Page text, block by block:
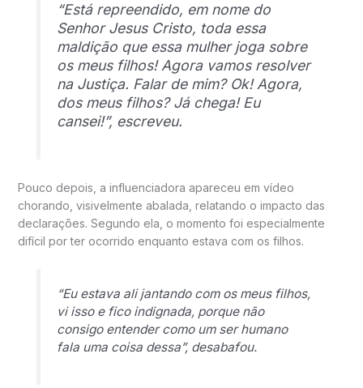
“Está repreendido, em nome do
Senhor Jesus Cristo, toda essa
maldição que essa mulher joga sobre
os meus filhos! Agora vamos resolver
na Justiça. Falar de mim? Ok! Agora,
dos meus filhos? Já chega! Eu
cansei!”, escreveu.
Pouco depois, a influenciadora apareceu em vídeo
chorando, visivelmente abalada, relatando o impacto das
declarações. Segundo ela, o momento foi especialmente
difícil por ter ocorrido enquanto estava com os filhos.
“Eu estava ali jantando com os meus filhos,
vi isso e fico indignada, porque não
consigo entender como um ser humano
fala uma coisa dessa”, desabafou.